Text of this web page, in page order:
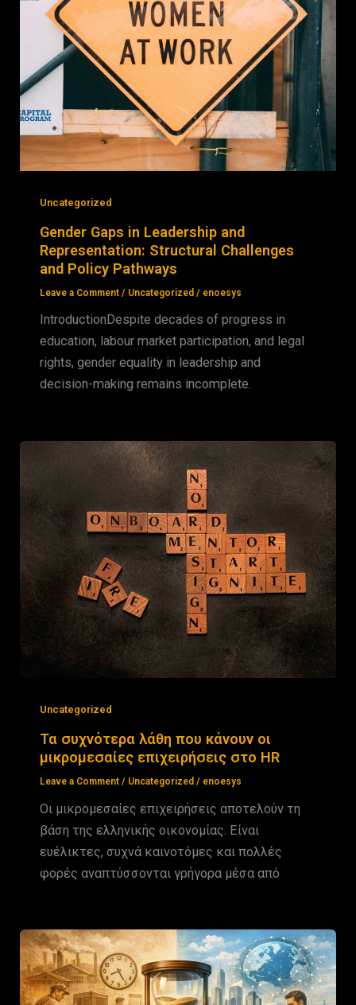
Uncategorized
Gender Gaps in Leadership and
Representation: Structural Challenges
and Policy Pathways
Leave a Comment / Uncategorized / enoesys
IntroductionDespite decades of progress in
education, labour market participation, and legal
rights, gender equality in leadership and
decision-making remains incomplete.
Uncategorized
Τα συχνότερα λάθη που κάνουν οι
μικρομεσαίες επιχειρήσεις στο HR
Leave a Comment / Uncategorized / enoesys
Οι μικρομεσαίες επιχειρήσεις αποτελούν τη
βάση της ελληνικής οικονομίας. Είναι
ευέλικτες, συχνά καινοτόμες και πολλές
φορές αναπτύσσονται γρήγορα μέσα από